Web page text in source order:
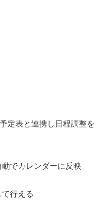
定表と連携し日程調整を
動でカレンダーに反映
て行える